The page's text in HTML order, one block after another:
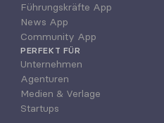
Führungskräfte App
News App
Community App
PERFEKT FÜR
Unternehmen
Agenturen
Medien & Verlage
Startups